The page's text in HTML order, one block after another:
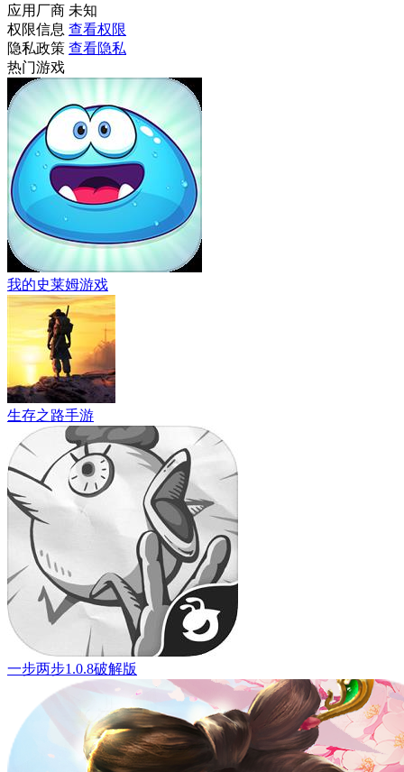
应用厂商 未知
权限信息 查看权限
隐私政策 查看隐私
热门游戏
我的史莱姆游戏
生存之路手游
一步两步1.0.8破解版